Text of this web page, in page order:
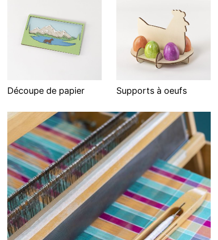
Découpe de papier Supports à oeufs